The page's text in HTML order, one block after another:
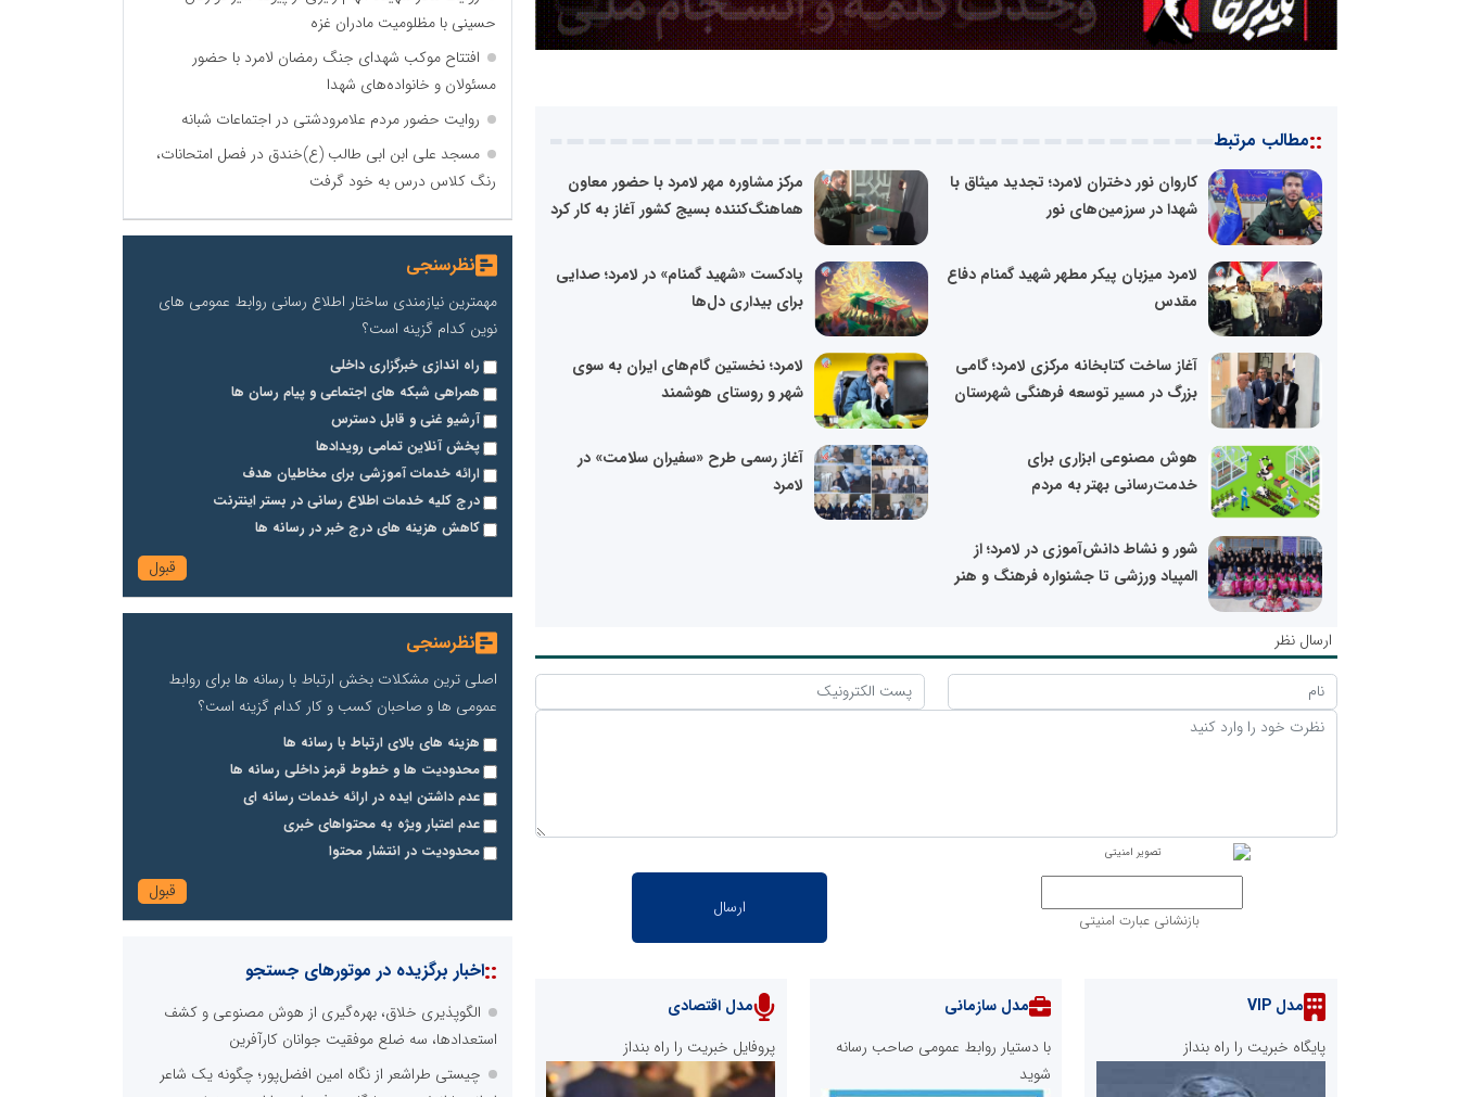
::مطالب مرتبط
کاروان نور دختران لامرد؛ تجدید میثاق با
شهدا در سرزمین‌های نور
مرکز مشاوره مهر لامرد با حضور معاون
هماهنگ‌کننده بسیج کشور آغاز به کار کرد
لامرد میزبان پیکر مطهر شهید گمنام دفاع
مقدس
پادکست «شهید گمنام» در لامرد؛ صدایی
برای بیداری دل‌ها
آغاز ساخت کتابخانه مرکزی لامرد؛ گامی
بزرگ در مسیر توسعه فرهنگی شهرستان
لامرد؛ نخستین گام‌های ایران به سوی
شهر و روستای هوشمند
هوش مصنوعی ابزاری برای
خدمت‌رسانی بهتر به مردم
آغاز رسمی طرح «سفیران سلامت» در
لامرد
شور و نشاط دانش‌آموزی در لامرد؛ از
المپیاد ورزشی تا جشنواره فرهنگ و هنر
ارسال نظر
بازنشانی عبارت امنیتی
مدل VIP
پایگاه خبریت را راه بنداز
مدل سازمانی
با دستیار روابط عمومی صاحب رسانه
شوید
مدل اقتصادی
پروفایل خبریت را راه بنداز
حسینی با مظلومیت مادران غزه
افتتاح موکب شهدای جنگ رمضان لامرد با حضور
مسئولان و خانواده‌های شهدا
روایت حضور مردم علامرودشتی در اجتماعات شبانه
مسجد علی ابن ابی طالب (ع)خندق در فصل امتحانات،
رنگ کلاس درس به خود گرفت
نظرسنجی
مهمترین نیازمندی ساختار اطلاع رسانی روابط عمومی های
نوین کدام گزینه است؟
راه اندازی خبرگزاری داخلی
همراهی شبکه های اجتماعی و پیام رسان ها
آرشیو غنی و قابل دسترس
پخش آنلاین تمامی رویدادها
ارائه خدمات آموزشی برای مخاطیان هدف
درج کلیه خدمات اطلاع رسانی در بستر اینترنت
کاهش هزینه های درج خبر در رسانه ها
نظرسنجی
اصلی ترین مشکلات بخش ارتباط با رسانه ها برای روابط
عمومی ها و صاحبان کسب و کار کدام گزینه است؟
هزینه های بالای ارتباط با رسانه ها
محدودیت ها و خطوط قرمز داخلی رسانه ها
عدم داشتن ایده در ارائه خدمات رسانه ای
عدم اعتبار ویژه به محتواهای خبری
محدودیت در انتشار محتوا
::اخبار برگزیده در موتورهای جستجو
الگوپذیری خلاق، بهره‌گیری از هوش مصنوعی و کشف
استعدادها، سه ضلع موفقیت جوانان کارآفرین
چیستی طراشعر از نگاه امین افضل‌پور؛ چگونه یک شاعر